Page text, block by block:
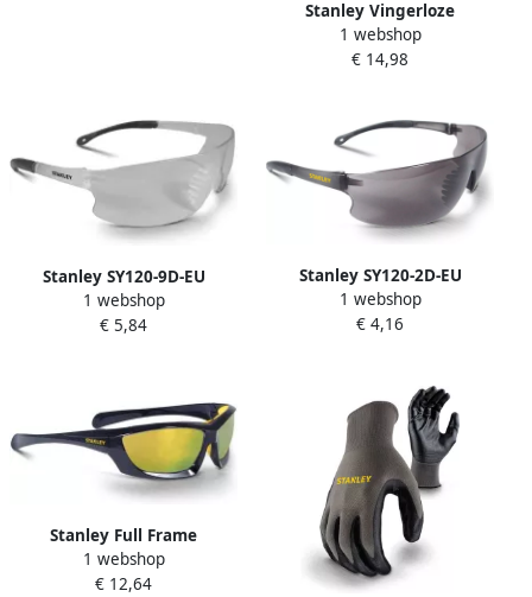
Stanley Vingerloze
Performance Handschoen |
SY640L EU
1 webshop
€ 14,98
Stanley SY120-9D-EU
Veiligheidsbril | Binnen en
buiten gebruik SY120-9D EU
1 webshop
€ 5,84
Stanley SY120-2D-EU
Veiligheidsbril | Donker
Glas SY120-2D EU
1 webshop
€ 4,16
Stanley Full Frame
Veiligheidsbril | Spiegelglas
SY180-YD EU
1 webshop
€ 12,64